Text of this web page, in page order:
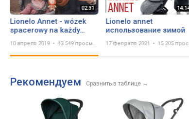
Lionelo Annet - wózek
spacerowy na każdy
10 апреля 2019 43 549 просмотров
Lionelo annet
использование зимой
17 февраля 2021 15 205 просмотров
Рекомендуем Сравнить в таблице →